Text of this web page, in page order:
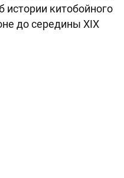
истории китобойного
до середины XIX